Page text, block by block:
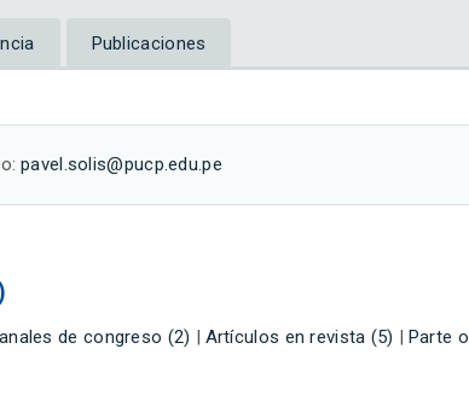
Publicaciones
pavel.solis@pucp.edu.pe
de congreso (2) | Artículos en revista (5) | Parte o